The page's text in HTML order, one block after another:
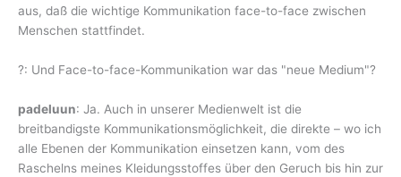
aus, daß die wichtige Kommunikation face-to-face zwischen
Menschen stattfindet.
?: Und Face-to-face-Kommunikation war das "neue Medium"?
padeluun: Ja. Auch in unserer Medienwelt ist die
breitbandigste Kommunikationsmöglichkeit, die direkte – wo ich
alle Ebenen der Kommunikation einsetzen kann, vom des
Raschelns meines Kleidungsstoffes über den Geruch bis hin zur